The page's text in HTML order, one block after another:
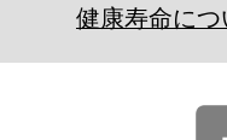
健康寿命につ